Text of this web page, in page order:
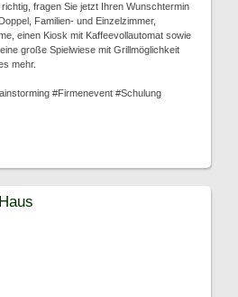
fragen Sie jetzt Ihren Wunschtermin
Familien- und Einzelzimmer,
einen Kiosk mit Kaffeevollautomat sowie
große Spielwiese mit Grillmöglichkeit
mehr.
#Firmenevent #Schulung